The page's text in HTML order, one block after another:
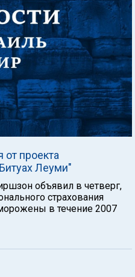
от проекта
Леуми"
объявил в четверг,
страхования
в течение 2007